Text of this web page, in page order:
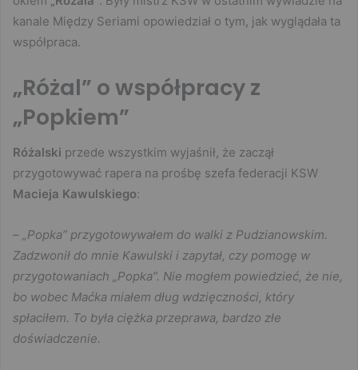
kanale Między Seriami opowiedział o tym, jak wyglądała ta
współpraca.
„Różal” o współpracy z
„Popkiem”
Różalski przede wszystkim wyjaśnił, że zaczął
przygotowywać rapera na prośbę szefa federacji KSW
Macieja Kawulskiego:
– „Popka” przygotowywałem do walki z Pudzianowskim.
Zadzwonił do mnie Kawulski i zapytał, czy pomogę w
przygotowaniach „Popka”. Nie mogłem powiedzieć, że nie,
bo wobec Maćka miałem dług wdzięczności, który
spłaciłem. To była ciężka przeprawa, bardzo złe
doświadczenie.